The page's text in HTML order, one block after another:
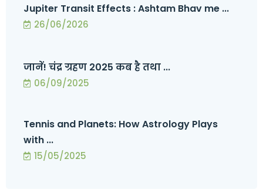
Jupiter Transit Effects : Ashtam Bhav me ...
26/06/2026
जानें! चंद्र ग्रहण 2025 कब है तथा ...
06/09/2025
Tennis and Planets: How Astrology Plays
with ...
15/05/2025